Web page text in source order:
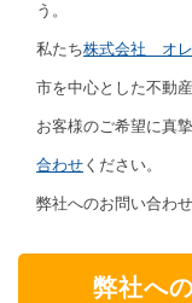
う。
私たち株式会社 オ
市を中心とした不動
お客様のご希望に真
合わせ ください。
弊社へのお問い合わ
弊社へ